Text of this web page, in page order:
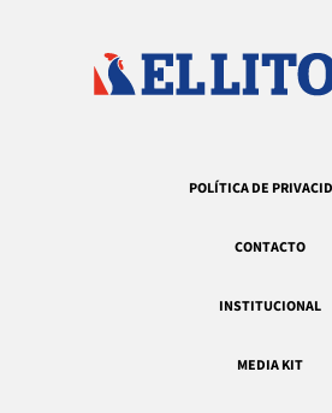
POLÍTICA DE
CONTACTO
INSTITUCIONAL
MEDIA KIT